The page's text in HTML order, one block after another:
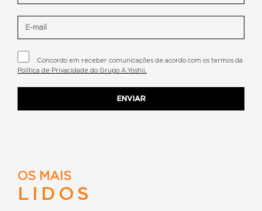
Concordo em receber comunicações de acordo com os termos da
Política de Privacidade do Grupo A.Yoshii.
OS MAIS
LIDOS